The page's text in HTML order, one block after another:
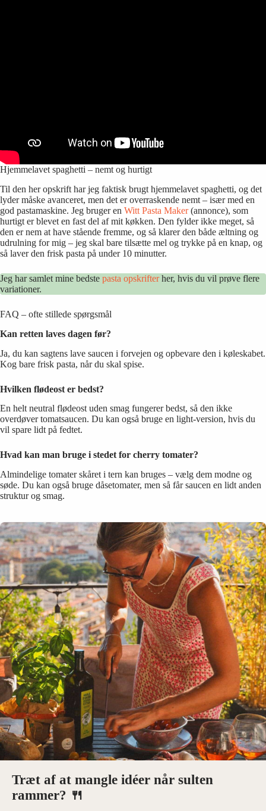
Hjemmelavet spaghetti – nemt og hurtigt
Til den her opskrift har jeg faktisk brugt hjemmelavet spaghetti, og det
lyder måske avanceret, men det er overraskende nemt – især med en
god pastamaskine. Jeg bruger en Witt Pasta Maker(annonce), som
hurtigt er blevet en fast del af mit køkken. Den fylder ikke meget, så
den er nem at have stående fremme, og så klarer den både æltning og
udrulning for mig – jeg skal bare tilsætte mel og trykke på en knap, og
så laver den frisk pasta på under 10 minutter.
Jeg har samlet mine bedste pasta opskrifterher, hvis du vil prøve flere
variationer.
FAQ – ofte stillede spørgsmål
Kan retten laves dagen før?
Ja, du kan sagtens lave saucen i forvejen og opbevare den i køleskabet.
Kog bare frisk pasta, når du skal spise.
Hvilken flødeost er bedst?
En helt neutral flødeost uden smag fungerer bedst, så den ikke
overdøver tomatsaucen. Du kan også bruge en light-version, hvis du
vil spare lidt på fedtet.
Hvad kan man bruge i stedet for cherry tomater?
Almindelige tomater skåret i tern kan bruges – vælg dem modne og
søde. Du kan også bruge dåsetomater, men så får saucen en lidt anden
struktur og smag.
Træt af at mangle idéer når sulten
rammer? 🍴